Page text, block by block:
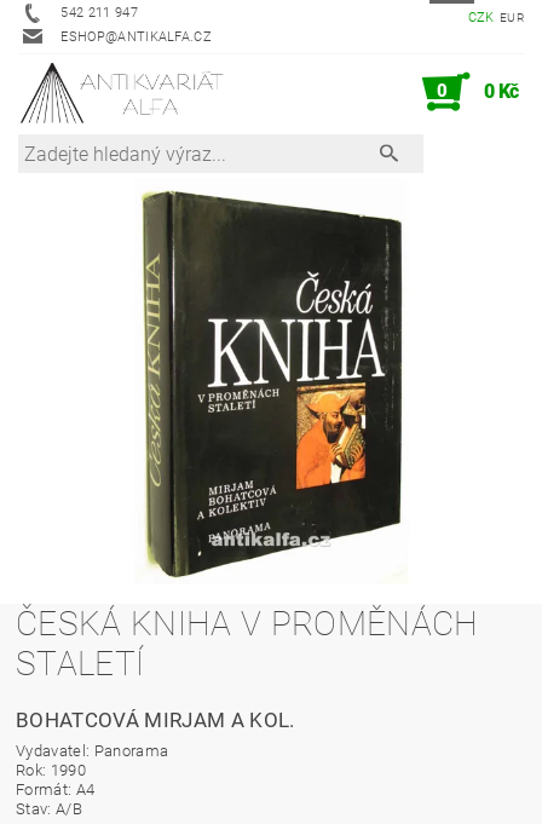
542 211 947
ESHOP@ANTIKALFA.CZ
CZK EUR
0 0 Kč
ČESKÁ KNIHA V PROMĚNÁCH
STALETÍ
BOHATCOVÁ MIRJAM A KOL.
Vydavatel: Panorama
Rok: 1990
Formát: A4
Stav: A/B